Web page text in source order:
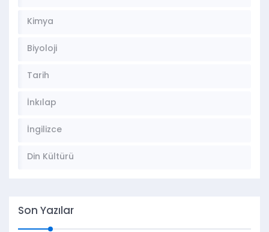
Kimya
Biyoloji
Tarih
İnkılap
İngilizce
Din Kültürü
Son Yazılar